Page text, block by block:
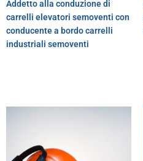
Addetto alla conduzione di
carrelli elevatori semoventi con
conducente a bordo carrelli
industriali semoventi